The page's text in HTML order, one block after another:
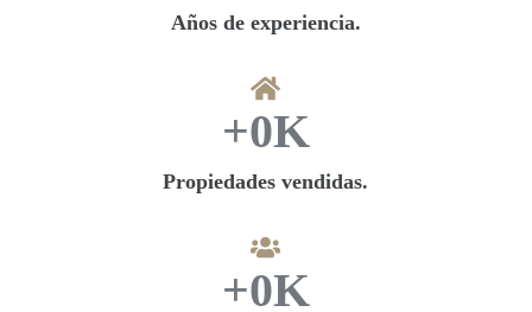
Años de experiencia.
Propiedades vendidas.
+0K
+0K